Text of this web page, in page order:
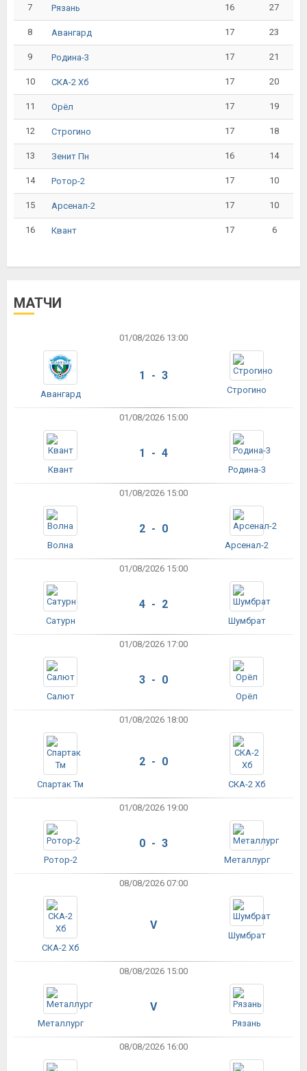
7 Рязань 16 27
8 Авангард 17 23
9 Родина-3 17 21
10 СКА-2 Хб 17 20
11 Орёл 17 19
12 Строгино 17 18
13 Зенит Пн 16 14
14 Ротор-2 17 10
15 Арсенал-2 17 10
16 Квант 17 6
МАТЧИ
01/08/2026 13:00
Авангард
1 - 3
Строгино
01/08/2026 15:00
Квант
1 - 4
Родина-3
01/08/2026 15:00
Волна
2 - 0
Арсенал-2
01/08/2026 15:00
Сатурн
4 - 2
Шумбрат
01/08/2026 17:00
Салют
3 - 0
Орёл
01/08/2026 18:00
Спартак Тм
2 - 0
СКА-2 Хб
01/08/2026 19:00
Ротор-2
0 - 3
Металлург
08/08/2026 07:00
СКА-2 Хб
V
Шумбрат
08/08/2026 15:00
Металлург
V
Рязань
08/08/2026 16:00